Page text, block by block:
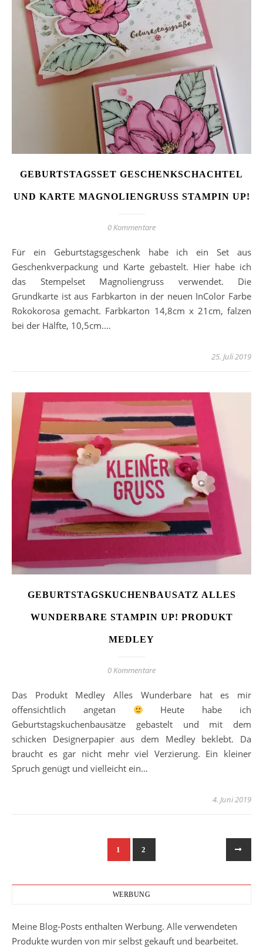
GEBURTSTAGSSET GESCHENKSCHACHTEL
UND KARTE MAGNOLIENGRUSS STAMPIN UP!
0 Kommentare
Für ein Geburtstagsgeschenk habe ich ein Set aus
Geschenkverpackung und Karte gebastelt. Hier habe ich
das Stempelset Magnoliengruss verwendet. Die
Grundkarte ist aus Farbkarton in der neuen InColor Farbe
Rokokorosa gemacht. Farbkarton 14,8cm x 21cm, falzen
bei der Hälfte, 10,5cm.…
25. Juli 2019
GEBURTSTAGSKUCHENBAUSATZ ALLES
WUNDERBARE STAMPIN UP! PRODUKT
MEDLEY
0 Kommentare
Das Produkt Medley Alles Wunderbare hat es mir
offensichtlich angetan
Heute habe ich
Geburtstagskuchenbausätze gebastelt und mit dem
schicken Designerpapier aus dem Medley beklebt. Da
braucht es gar nicht mehr viel Verzierung. Ein kleiner
Spruch genügt und vielleicht ein…
4. Juni 2019
1 2
WERBUNG
Meine Blog-Posts enthalten Werbung. Alle verwendeten
Produkte wurden von mir selbst gekauft und bearbeitet.